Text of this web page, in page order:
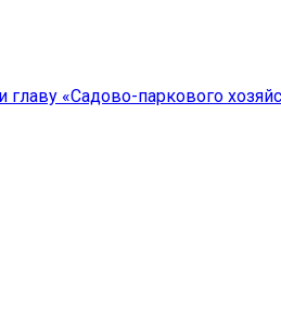
главу «Садово-паркового